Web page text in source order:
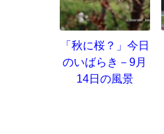
「秋に桜？」今日
のいばらき－9月
14日の風景